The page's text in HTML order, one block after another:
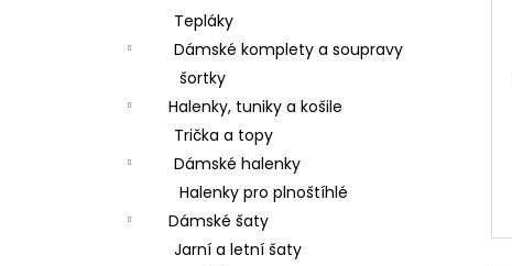
Tepláky
Dámské komplety a soupravy
šortky
Halenky, tuniky a košile
Trička a topy
Dámské halenky
Halenky pro plnoštíhlé
Dámské šaty
Jarní a letní šaty